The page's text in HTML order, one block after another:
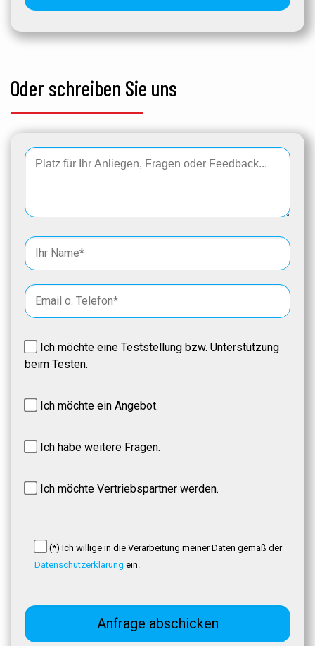
Oder schreiben Sie uns
Ich möchte eine Teststellung bzw. Unterstützung
beim Testen.
Ich möchte ein Angebot.
Ich habe weitere Fragen.
Ich möchte Vertriebspartner werden.
(*) Ich willige in die Verarbeitung meiner Daten gemäß der
Datenschutzerklärung ein.